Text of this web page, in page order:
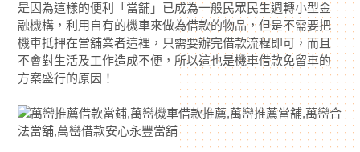
是因為這樣的便利「當舖」已成為一般民眾民生週轉小型金
融機構，利用自有的機車來做為借款的物品，但是不需要把
機車抵押在當舖業者這裡，只需要辦完借款流程即可，而且
不會對生活及工作造成不便，所以這也是機車借款免留車的
方案盛行的原因！